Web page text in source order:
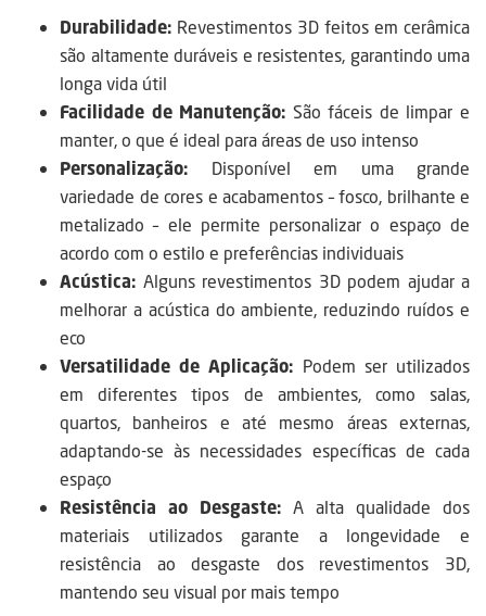
Durabilidade: Revestimentos 3D feitos em cerâmica
são altamente duráveis e resistentes, garantindo uma
longa vida útil
Facilidade de Manutenção: São fáceis de limpar e
manter, o que é ideal para áreas de uso intenso
Personalização: Disponível em uma grande
variedade de cores e acabamentos – fosco, brilhante e
metalizado – ele permite personalizar o espaço de
acordo com o estilo e preferências individuais
Acústica: Alguns revestimentos 3D podem ajudar a
melhorar a acústica do ambiente, reduzindo ruídos e
eco
Versatilidade de Aplicação: Podem ser utilizados
em diferentes tipos de ambientes, como salas,
quartos, banheiros e até mesmo áreas externas,
adaptando-se às necessidades específicas de cada
espaço
Resistência ao Desgaste: A alta qualidade dos
materiais utilizados garante a longevidade e
resistência ao desgaste dos revestimentos 3D,
mantendo seu visual por mais tempo